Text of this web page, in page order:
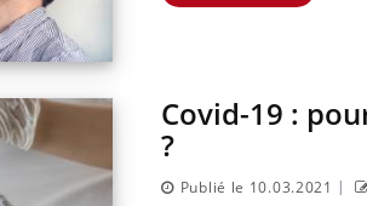
Covid-19 :
?
Publié le 10.03.2021 |